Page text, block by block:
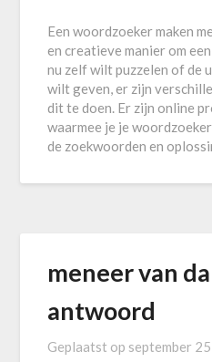
Een woordzoeker maken
en creatieve manier om
nu zelf wilt puzzelen of de
wilt geven, er zijn
dit te doen. Er zijn online
waarmee je je
de zoekwoorden en
meneer van
antwoord
Geplaatst op september